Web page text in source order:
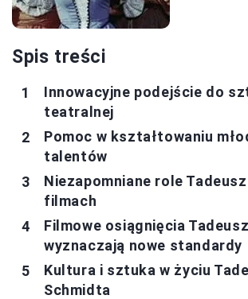
Spis treści
Innowacyjne podejście do
teatralnej
Pomoc w kształtowaniu
talentów
Niezapomniane role
filmach
Filmowe osiągnięcia
wyznaczają nowe standardy
Kultura i sztuka w życiu
Schmidta